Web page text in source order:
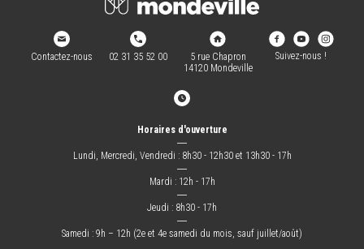
Contactez-nous 02 31 35 52 00
5 rue Chapron
14120 Mondeville
Suivez-nous !
Horaires d'ouverture
―
Lundi, Mercredi, Vendredi : 8h30 - 12h30 et 13h30 - 17h
―
Mardi : 12h - 17h
―
Jeudi : 8h30 - 17h
―
Samedi : 9h – 12h (2e et 4e samedi du mois, sauf juillet/août)